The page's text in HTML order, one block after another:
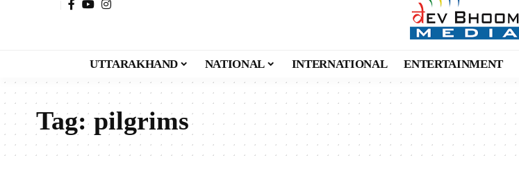
UTTARAKHAND NATIONAL INTERNATIONAL ENTERTAINMENT
Tag:pilgrims